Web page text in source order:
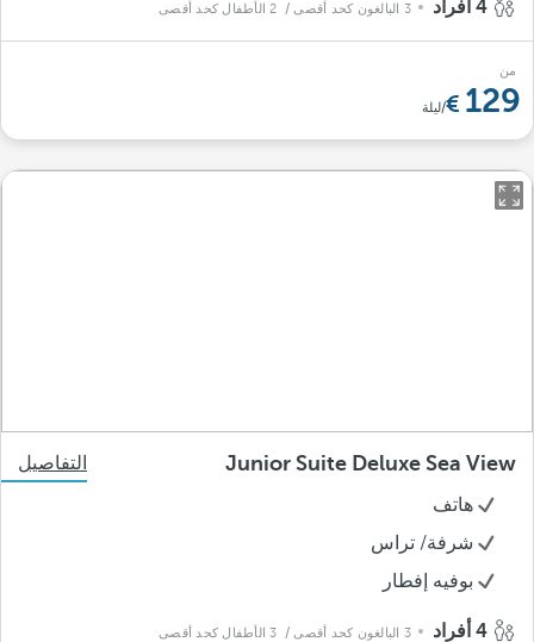
3 البالغون كحد أقصى / 2 الأطفال كحد أقصى
من
129 /ليلة
Junior Suite Deluxe Sea View
التفاصيل
هاتف
شرفة/ تراس
بوفيه إفطار
3 البالغون كحد أقصى / 3 الأطفال كحد أقصى